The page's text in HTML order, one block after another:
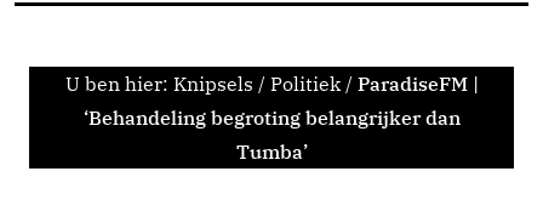
U ben hier: Knipsels / Politiek / ParadiseFM |
‘Behandeling begroting belangrijker dan
Tumba’